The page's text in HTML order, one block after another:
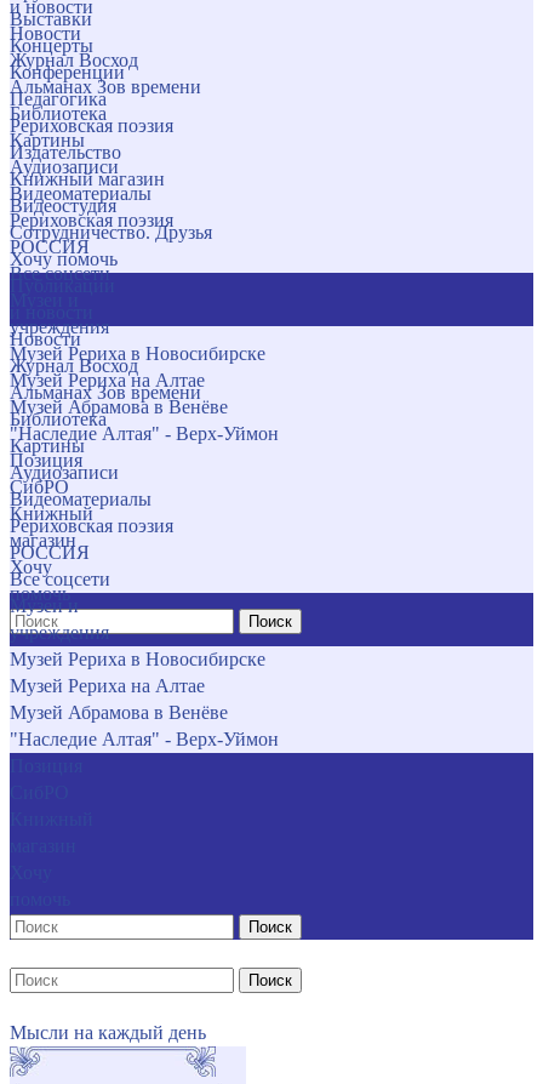
и новости
Новости
Журнал Восход
Альманах Зов времени
Библиотека
Картины
Аудиозаписи
Видеоматериалы
Рериховская поэзия
РОССИЯ
Все соцсети
учреждения
Музей Рериха в Новосибирске
Музей Рериха на Алтае
Музей Абрамова в Венёве
"Наследие Алтая" - Верх-Уймон
Позиция
СибРО
Книжный
магазин
Хочу
помочь
Поиск
Выставки
Концерты
Конференции
Педагогика
Рериховская поэзия
Издательство
Книжный магазин
Видеостудия
Сотрудничество. Друзья
Хочу помочь
Новости
Журнал Восход
Альманах Зов времени
Библиотека
Картины
Аудиозаписи
Видеоматериалы
Рериховская поэзия
РОССИЯ
Все соцсети
Музеи и
учреждения
Музей Рериха в Новосибирске
Музей Рериха на Алтае
Музей Абрамова в Венёве
"Наследие Алтая" - Верх-Уймон
Поиск
Поиск
Мысли на каждый день